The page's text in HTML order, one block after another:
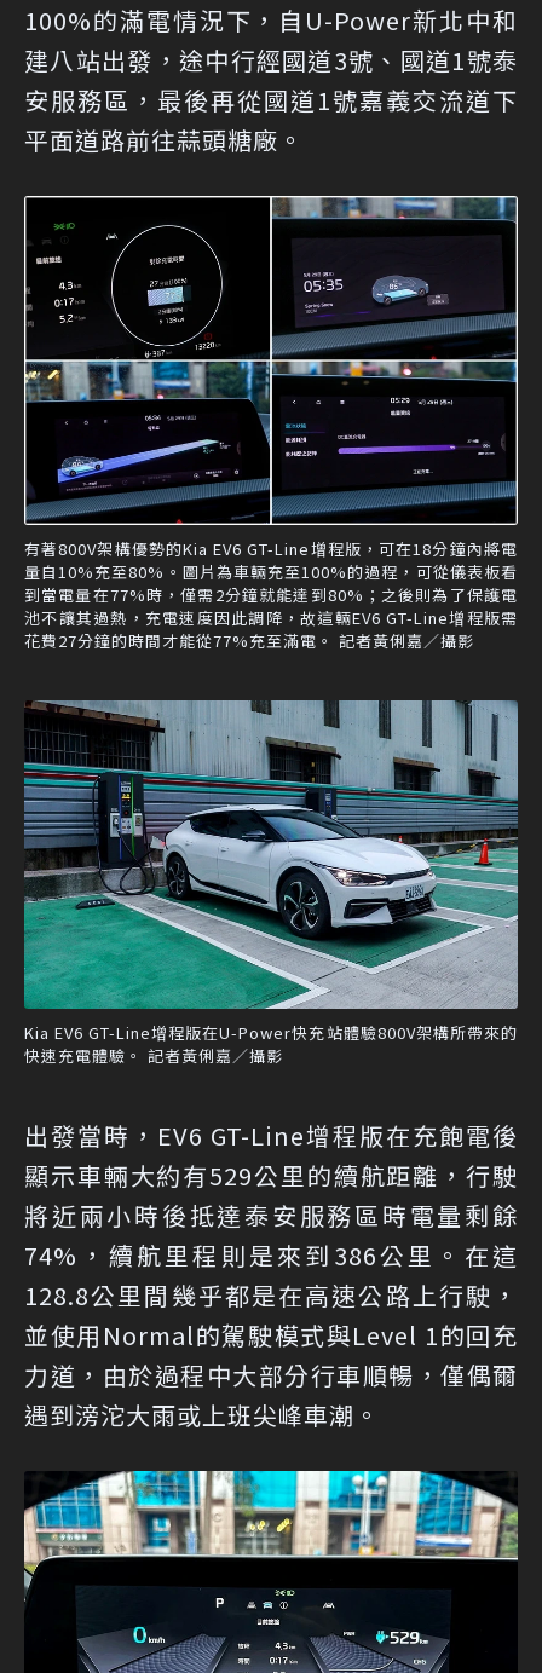
100%的滿電情況下，自U-Power新北中和
建八站出發，途中行經國道3號、國道1號泰
安服務區，最後再從國道1號嘉義交流道下
平面道路前往蒜頭糖廠。
有著800V架構優勢的Kia EV6 GT-Line增程版，可在18分鐘內將電
量自10%充至80%。圖片為車輛充至100%的過程，可從儀表板看
到當電量在77%時，僅需2分鐘就能達到80%；之後則為了保護電
池不讓其過熱，充電速度因此調降，故這輛EV6 GT-Line增程版需
花費27分鐘的時間才能從77%充至滿電。 記者黃俐嘉／攝影
Kia EV6 GT-Line增程版在U-Power快充站體驗800V架構所帶來的
快速充電體驗。 記者黃俐嘉／攝影
出發當時，EV6 GT-Line增程版在充飽電後
顯示車輛大約有529公里的續航距離，行駛
將近兩小時後抵達泰安服務區時電量剩餘
74%，續航里程則是來到386公里。在這
128.8公里間幾乎都是在高速公路上行駛，
並使用Normal的駕駛模式與Level 1的回充
力道，由於過程中大部分行車順暢，僅偶爾
遇到滂沱大雨或上班尖峰車潮。